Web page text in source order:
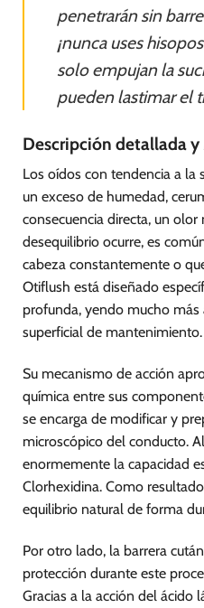
penetrarán sin
¡nunca uses
solo empujan la
pueden lastimar el
Descripción detallada
Los oídos con tendencia a la
un exceso de humedad,
consecuencia directa, un
desequilibrio ocurre, es
cabeza constantemente o
Otiflush está diseñado
profunda, yendo mucho
superficial de mantenimiento.
Su mecanismo de acción
química entre sus
se encarga de modificar y
microscópico del conducto.
enormemente la capacidad
Clorhexidina. Como
equilibrio natural de forma
Por otro lado, la barrera
protección durante este
Gracias a la acción del ácido